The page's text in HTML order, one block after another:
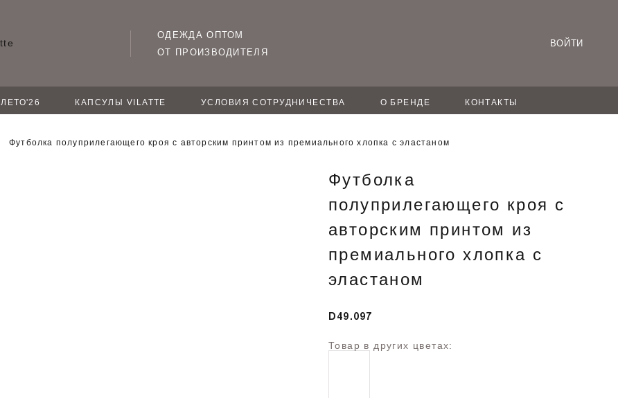
ОДЕЖДА ОПТОМ
ОТ ПРОИЗВОДИТЕЛЯ
ВОЙТИ
ЛЕТО'26 КАПСУЛЫ VILATTE УСЛОВИЯ СОТРУДНИЧЕСТВА О БРЕНДЕ КОНТАКТЫ
Футболка полуприлегающего кроя с авторским принтом из премиального хлопка с эластаном
Футболка
полуприлегающего кроя с
авторским принтом из
премиального хлопка с
эластаном
D49.097
Товар в других цветах: